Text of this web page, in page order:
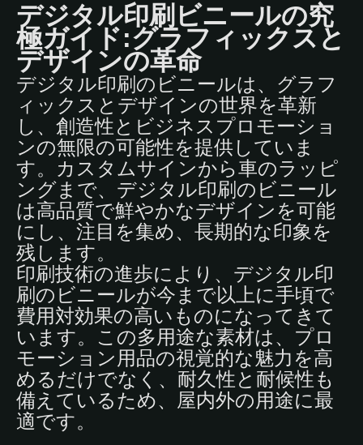
デジタル印刷ビニールの究
極ガイド:グラフィックスと
デザインの革命
デジタル印刷のビニールは、グラフ
ィックスとデザインの世界を革新
し、創造性とビジネスプロモーショ
ンの無限の可能性を提供していま
す。カスタムサインから車のラッピ
ングまで、デジタル印刷のビニール
は高品質で鮮やかなデザインを可能
にし、注目を集め、長期的な印象を
残します。
印刷技術の進歩により、デジタル印
刷のビニールが今まで以上に手頃で
費用対効果の高いものになってきて
います。この多用途な素材は、プロ
モーション用品の視覚的な魅力を高
めるだけでなく、耐久性と耐候性も
備えているため、屋内外の用途に最
適です。